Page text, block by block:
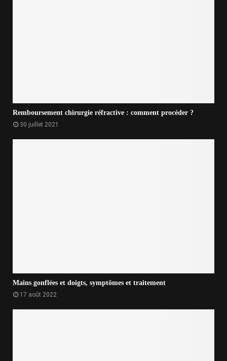
Remboursement chirurgie réfractive : comment procéder ?
30 juillet 2021
Mains gonflées et doigts, symptômes et traitement
17 août 2022